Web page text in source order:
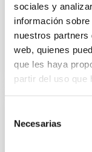
sociales y
información
nuestros
web, quienes
que les haya
partir del uso que
Necesarias
Industrial
10/TRA8605-GS
€77.05 Price